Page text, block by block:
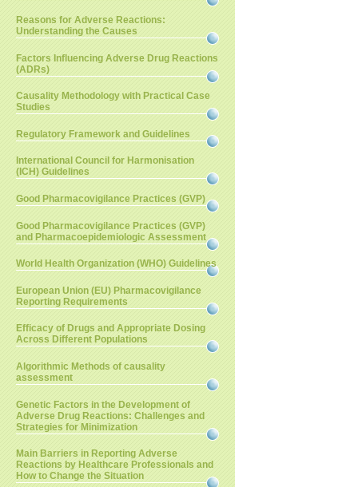
Reasons for Adverse Reactions:
Understanding the Causes
Factors Influencing Adverse Drug Reactions
(ADRs)
Causality Methodology with Practical Case
Studies
Regulatory Framework and Guidelines
International Council for Harmonisation
(ICH) Guidelines
Good Pharmacovigilance Practices (GVP)
Good Pharmacovigilance Practices (GVP)
and Pharmacoepidemiologic Assessment
World Health Organization (WHO) Guidelines
European Union (EU) Pharmacovigilance
Reporting Requirements
Efficacy of Drugs and Appropriate Dosing
Across Different Populations
Algorithmic Methods of causality
assessment
Genetic Factors in the Development of
Adverse Drug Reactions: Challenges and
Strategies for Minimization
Main Barriers in Reporting Adverse
Reactions by Healthcare Professionals and
How to Change the Situation